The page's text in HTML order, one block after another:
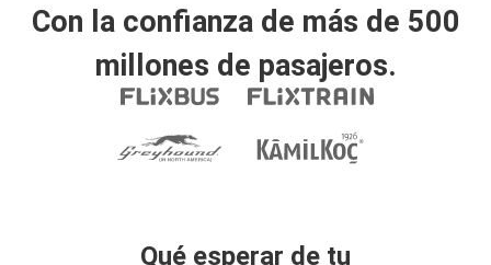
Con la confianza de más de 500
millones de pasajeros.
Qué esperar de tu